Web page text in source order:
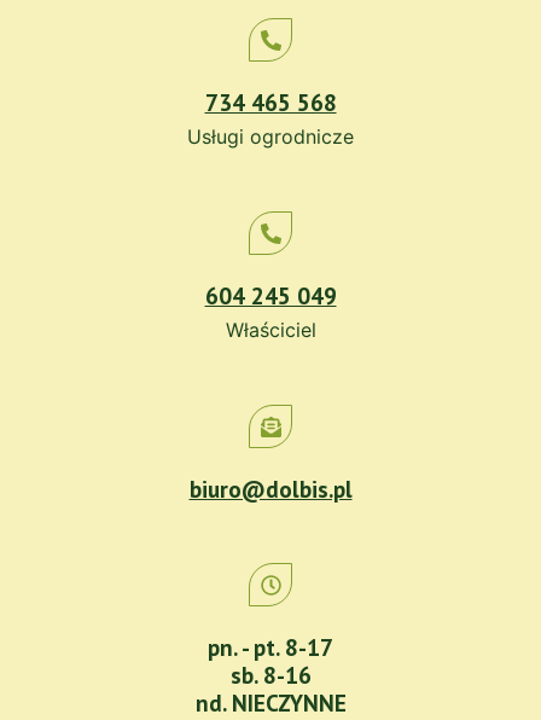
734 465 568
Usługi ogrodnicze
604 245 049
Właściciel
biuro@dolbis.pl
pn. - pt. 8-17
sb. 8-16
nd. NIECZYNNE